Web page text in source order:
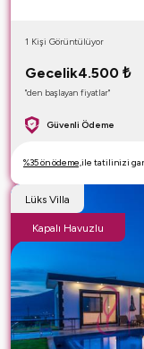
Güvenli Ödeme
Gecelik4.500 ₺
"den başlayan fiyatlar"
1 Kişi Görüntülüyor
%35 ön ödeme,ile tatilinizi
Lüks Villa
Kapalı Havuzlu